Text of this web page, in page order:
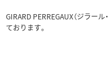
GIRARD PERREGAUX（ジラー
ております。